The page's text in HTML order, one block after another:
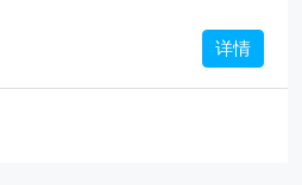
详情